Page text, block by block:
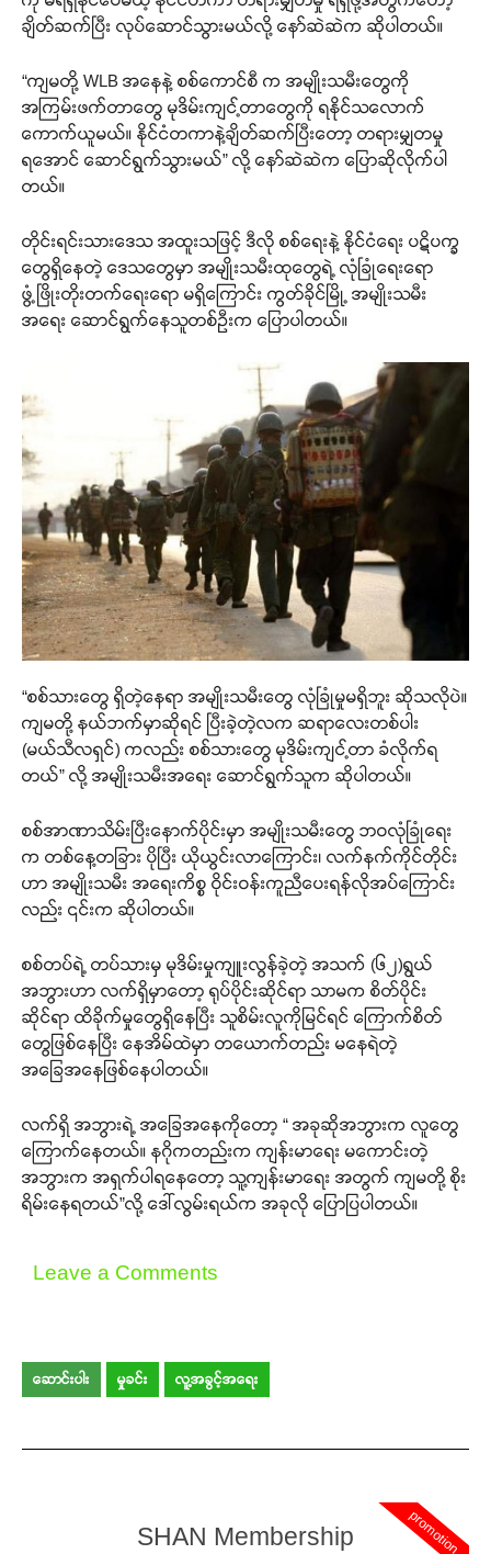
ချိတ်ဆက်ပြီး လုပ်ဆောင်သွားမယ်လို့ နော်ဆဲဆဲက ဆိုပါတယ်။
“ကျမတို့ WLB အနေနဲ့ စစ်ကောင်စီ က အမျိုးသမီးတွေကို
အကြမ်းဖက်တာတွေ မုဒိမ်းကျင့်တာတွေကို ရနိုင်သလောက်
ကောက်ယူမယ်။ နိုင်ငံတကာနဲ့ချိတ်ဆက်ပြီးတော့ တရားမျှတမှု
ရအောင် ဆောင်ရွက်သွားမယ်” လို့ နော်ဆဲဆဲက ပြောဆိုလိုက်ပါ
တယ်။
တိုင်းရင်းသားဒေသ အထူးသဖြင့် ဒီလို စစ်ရေးနဲ့ နိုင်ငံရေး ပဋိပက္ခ
တွေရှိနေတဲ့ ဒေသတွေမှာ အမျိုးသမီးထုတွေရဲ့ လုံခြုံရေးရော
ဖွံ့ဖြိုးတိုးတက်ရေးရော မရှိကြောင်း ကွတ်ခိုင်မြို့ အမျိုးသမီး
အရေး ဆောင်ရွက်နေသူတစ်ဦးက ပြောပါတယ်။
“စစ်သားတွေ ရှိတဲ့နေရာ အမျိုးသမီးတွေ လုံခြုံမှုမရှိဘူး ဆိုသလိုပဲ။
ကျမတို့ နယ်ဘက်မှာဆိုရင် ပြီးခဲ့တဲ့လက ဆရာလေးတစ်ပါး
(မယ်သီလရှင်) ကလည်း စစ်သားတွေ မုဒိမ်းကျင့်တာ ခံလိုက်ရ
တယ်” လို့ အမျိုးသမီးအရေး ဆောင်ရွက်သူက ဆိုပါတယ်။
စစ်အာဏာသိမ်းပြီးနောက်ပိုင်းမှာ အမျိုးသမီးတွေ ဘဝလုံခြုံရေး
က တစ်နေ့တခြား ပိုပြီး ယိုယွင်းလာကြောင်း၊ လက်နက်ကိုင်တိုင်း
ဟာ အမျိုးသမီး အရေးကိစ္စ ဝိုင်းဝန်းကူညီပေးရန်လိုအပ်ကြောင်း
လည်း ၎င်းက ဆိုပါတယ်။
စစ်တပ်ရဲ့ တပ်သားမှ မုဒိမ်းမှုကျူးလွန်ခဲ့တဲ့ အသက် (၆၂)ရွယ်
အဘွားဟာ လက်ရှိမှာတော့ ရုပ်ပိုင်းဆိုင်ရာ သာမက စိတ်ပိုင်း
ဆိုင်ရာ ထိခိုက်မှုတွေရှိနေပြီး သူစိမ်းလူကိုမြင်ရင် ကြောက်စိတ်
တွေဖြစ်နေပြီး နေအိမ်ထဲမှာ တယောက်တည်း မနေရဲတဲ့
အခြေအနေဖြစ်နေပါတယ်။
လက်ရှိ အဘွားရဲ့ အခြေအနေကိုတော့ “ အခုဆိုအဘွားက လူတွေ
ကြောက်နေတယ်။ နဂိုကတည်းက ကျန်းမာရေး မကောင်းတဲ့
အဘွားက အရှက်ပါရနေတော့ သူ့ကျန်းမာရေး အတွက် ကျမတို့ စိုး
ရိမ်းနေရတယ်”လို့ ဒေါ်လွမ်းရယ်က အခုလို ပြောပြပါတယ်။
Leave a Comments
ဆောင်းပါး မှုခင်း လူ့အခွင့်အရေး
promotion
SHAN Membership